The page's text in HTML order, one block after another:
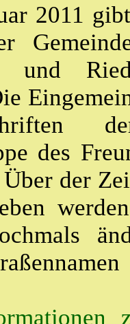
2011
und
des
der